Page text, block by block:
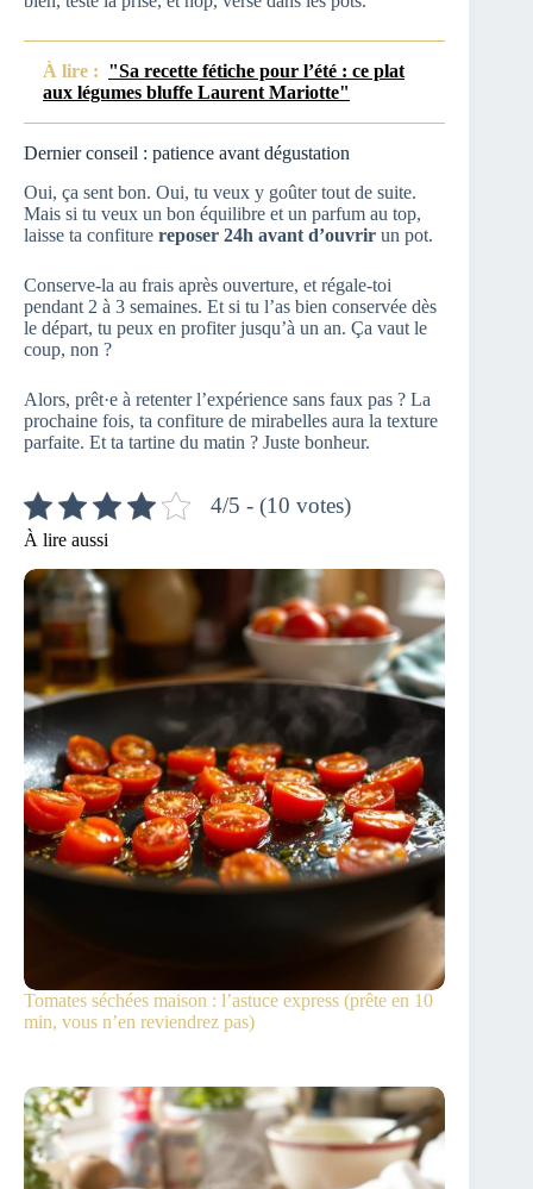
À lire : "Sa recette fétiche pour l’été : ce plat
aux légumes bluffe Laurent Mariotte"
Dernier conseil : patience avant dégustation
Oui, ça sent bon. Oui, tu veux y goûter tout de suite.
Mais si tu veux un bon équilibre et un parfum au top,
laisse ta confiture reposer 24h avant d’ouvrir un pot.
Conserve-la au frais après ouverture, et régale-toi
pendant 2 à 3 semaines. Et si tu l’as bien conservée dès
le départ, tu peux en profiter jusqu’à un an. Ça vaut le
coup, non ?
Alors, prêt·e à retenter l’expérience sans faux pas ? La
prochaine fois, ta confiture de mirabelles aura la texture
parfaite. Et ta tartine du matin ? Juste bonheur.
4/5 - (10 votes)
À lire aussi
Tomates séchées maison : l’astuce express (prête en 10
min, vous n’en reviendrez pas)